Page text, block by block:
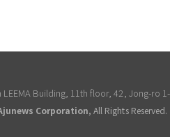
Building, 11th floor, 42, Jong-ro
Corporation, All Rights Reserved.